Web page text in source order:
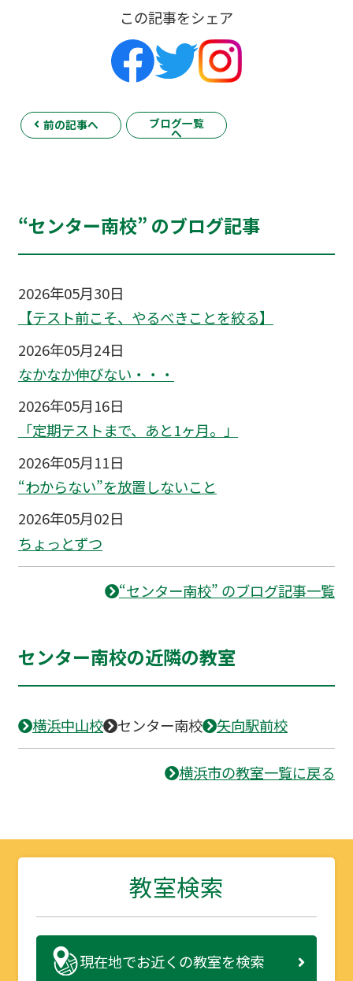
この記事をシェア
前の記事へ ブログ一覧
へ
“センター南校” のブログ記事
2026年05月30日
【テスト前こそ、やるべきことを絞る】
2026年05月24日
なかなか伸びない・・・
2026年05月16日
「定期テストまで、あと1ヶ月。」
2026年05月11日
“わからない”を放置しないこと
2026年05月02日
ちょっとずつ
“センター南校” のブログ記事一覧
センター南校の近隣の教室
横浜中山校 センター南校 矢向駅前校
横浜市の教室一覧に戻る
教室検索
現在地でお近くの教室を検索